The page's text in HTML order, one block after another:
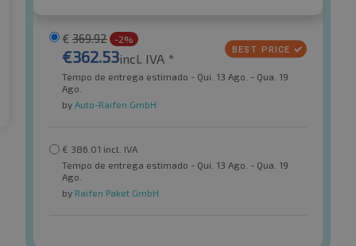
€ 369.92 -2%
€362.53incl. IVA *
Tempo de entrega estimado - Qui. 13 Ago. - Qua. 19
Ago.
by Auto-Raifen GmbH
€ 386.01 incl. IVA
Tempo de entrega estimado - Qui. 13 Ago. - Qua. 19
Ago.
by Raifen Paket GmbH